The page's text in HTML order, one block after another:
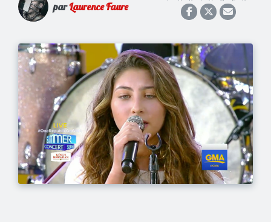
parLaurence Faure